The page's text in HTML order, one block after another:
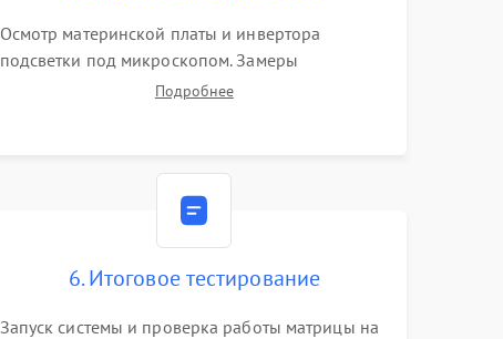
Осмотр материнской платы и инвертора
подсветки под микроскопом. Замеры
напряжений в цепях питания процессора и
Подробнее
6. Итоговое тестирование
Запуск системы и проверка работы матрицы на